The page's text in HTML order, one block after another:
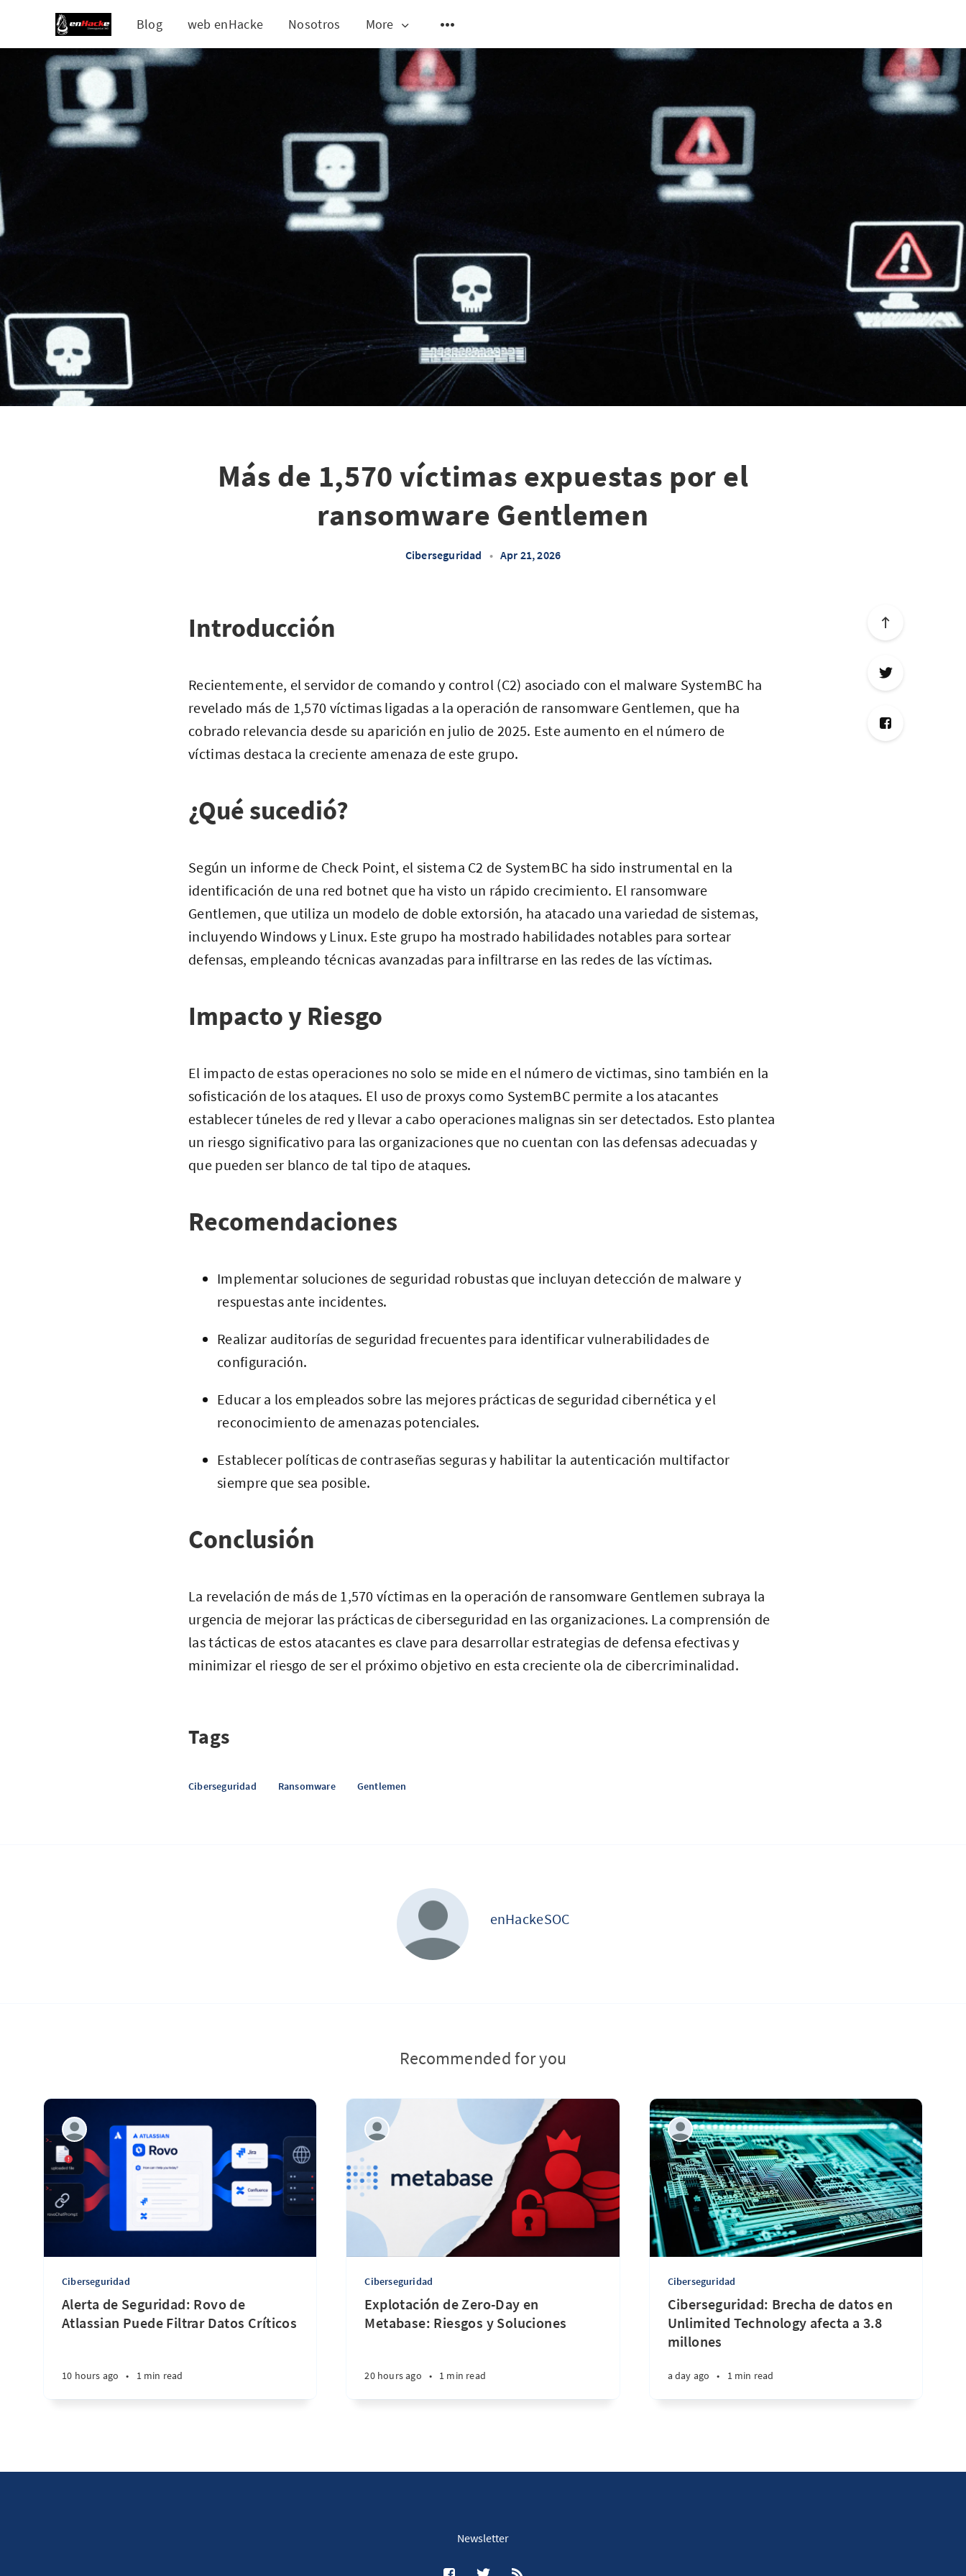
Blog web enHacke Nosotros More
Más de 1,570 víctimas expuestas por el
ransomware Gentlemen
Ciberseguridad • Apr 21, 2026
Introducción
Recientemente, el servidor de comando y control (C2) asociado con el malware SystemBC ha
revelado más de 1,570 víctimas ligadas a la operación de ransomware Gentlemen, que ha
cobrado relevancia desde su aparición en julio de 2025. Este aumento en el número de
víctimas destaca la creciente amenaza de este grupo.
¿Qué sucedió?
Según un informe de Check Point, el sistema C2 de SystemBC ha sido instrumental en la
identificación de una red botnet que ha visto un rápido crecimiento. El ransomware
Gentlemen, que utiliza un modelo de doble extorsión, ha atacado una variedad de sistemas,
incluyendo Windows y Linux. Este grupo ha mostrado habilidades notables para sortear
defensas, empleando técnicas avanzadas para infiltrarse en las redes de las víctimas.
Impacto y Riesgo
El impacto de estas operaciones no solo se mide en el número de victimas, sino también en la
sofisticación de los ataques. El uso de proxys como SystemBC permite a los atacantes
establecer túneles de red y llevar a cabo operaciones malignas sin ser detectados. Esto plantea
un riesgo significativo para las organizaciones que no cuentan con las defensas adecuadas y
que pueden ser blanco de tal tipo de ataques.
Recomendaciones
Implementar soluciones de seguridad robustas que incluyan detección de malware y
respuestas ante incidentes.
Realizar auditorías de seguridad frecuentes para identificar vulnerabilidades de
configuración.
Educar a los empleados sobre las mejores prácticas de seguridad cibernética y el
reconocimiento de amenazas potenciales.
Establecer políticas de contraseñas seguras y habilitar la autenticación multifactor
siempre que sea posible.
Conclusión
La revelación de más de 1,570 víctimas en la operación de ransomware Gentlemen subraya la
urgencia de mejorar las prácticas de ciberseguridad en las organizaciones. La comprensión de
las tácticas de estos atacantes es clave para desarrollar estrategias de defensa efectivas y
minimizar el riesgo de ser el próximo objetivo en esta creciente ola de cibercriminalidad.
Tags
Ciberseguridad Ransomware Gentlemen
enHackeSOC
Recommended for you
Ciberseguridad
Alerta de Seguridad: Rovo de
Atlassian Puede Filtrar Datos Críticos
10 hours ago • 1 min read
Ciberseguridad
Explotación de Zero-Day en
Metabase: Riesgos y Soluciones
20 hours ago • 1 min read
Ciberseguridad
Ciberseguridad: Brecha de datos en
Unlimited Technology afecta a 3.8
millones
a day ago • 1 min read
Newsletter